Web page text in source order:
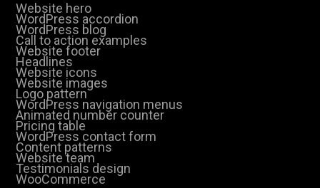
Website hero
WordPress accordion
WordPress blog
Call to action examples
Website footer
Headlines
Website icons
Website images
Logo pattern
WordPress navigation menus
Animated number counter
Pricing table
WordPress contact form
Content patterns
Website team
Testimonials design
WooCommerce